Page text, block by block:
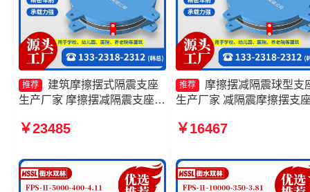
推荐
建筑摩擦摆式隔震支座
生产厂家 摩擦摆减隔震支座
支座摩擦摆 摩擦摆隔震支座
￥23485
推荐
摩擦摆减隔震球型支
生产厂家 减隔震摩擦摆支
6000-350-3.81厂家 摩擦摆
源头工厂
￥16467